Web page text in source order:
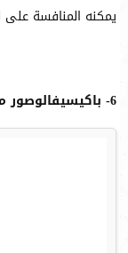
يمكنه المنافسة على
6- باكيسيفالوصور من أنواع الديناصورات: